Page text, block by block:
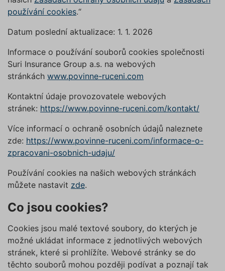
používání cookies.“
Datum poslední aktualizace: 1. 1. 2026
Informace o používání souborů cookies společnosti
Suri Insurance Group a.s. na webových
stránkách www.povinne-ruceni.com
Kontaktní údaje provozovatele webových
stránek: https://www.povinne-ruceni.com/kontakt/
Více informací o ochraně osobních údajů naleznete
zde: https://www.povinne-ruceni.com/informace-o-
zpracovani-osobnich-udaju/
Používání cookies na našich webových stránkách
můžete nastavit zde.
Co jsou cookies?
Cookies jsou malé textové soubory, do kterých je
možné ukládat informace z jednotlivých webových
stránek, které si prohlížíte. Webové stránky se do
těchto souborů mohou později podívat a poznají tak